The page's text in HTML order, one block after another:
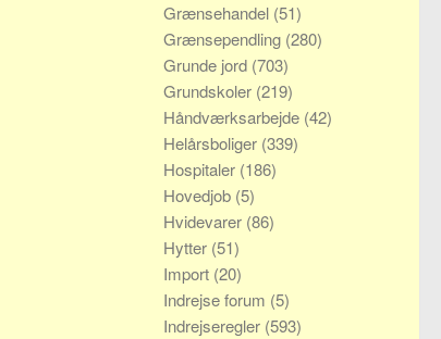
Grænsehandel (51)
Grænsependling (280)
Grunde jord (703)
Grundskoler (219)
Håndværksarbejde (42)
Helårsboliger (339)
Hospitaler (186)
Hovedjob (5)
Hvidevarer (86)
Hytter (51)
Import (20)
Indrejse forum (5)
Indrejseregler (593)